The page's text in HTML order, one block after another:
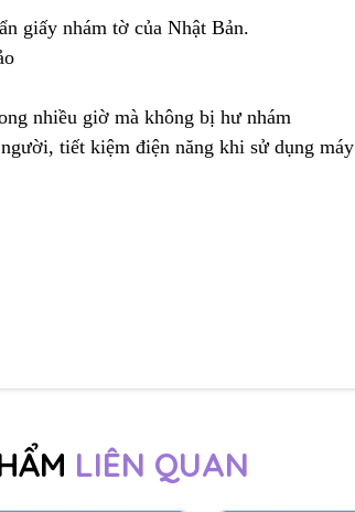
giấy nhám tờ của Nhật Bản.
nhiều giờ mà không bị hư nhám
tiết kiệm điện năng khi sử dụng máy
LIÊN QUAN